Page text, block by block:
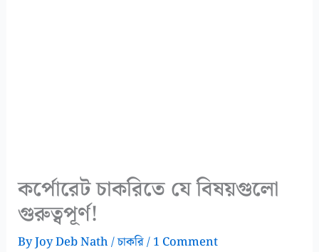
কর্পোরেট চাকরিতে যে বিষয়গুলো
গুরুত্বপূর্ণ!
ByJoy Deb Nath/চাকরি/1 Comment